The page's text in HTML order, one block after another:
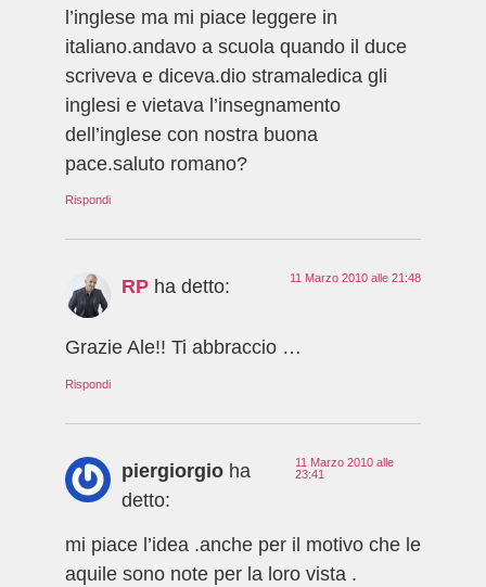
l’inglese ma mi piace leggere in
italiano.andavo a scuola quando il duce
scriveva e diceva.dio stramaledica gli
inglesi e vietava l’insegnamento
dell’inglese con nostra buona
pace.saluto romano?
Rispondi
RP ha detto: 11 Marzo 2010 alle 21:48
Grazie Ale!! Ti abbraccio …
Rispondi
piergiorgio ha
detto:
11 Marzo 2010 alle
23:41
mi piace l’idea .anche per il motivo che le
aquile sono note per la loro vista .